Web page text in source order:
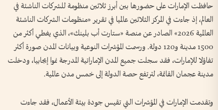
حافظت الإمارات على حضورها بين أبرز ثلاثين منظومة للشركات الناشئة في
العالم، إذ جاءت في المركز الثلاثين عالميا في تقرير «منظومات الشركات الناشئة
العالمية 2026» الصادر عن منصة «ستارت أب بلينك»، الذي يغطي أكثر من
1500 مدينة و120 دولة. ورسمت المؤشرات النوعية وبيانات المدن صورة أكثر
تفاؤلا للإمارات، فقد سجلت جميع المدن الإماراتية المدرجة نموا إيجابيا، ودخلت
مدينة عجمان القائمة، لترتفع حصة الدولة إلى خمس مدن عالمية.
وتقدمت الإمارات في المؤشرات التي تقيس جودة بيئة الأعمال، فقد جاءت